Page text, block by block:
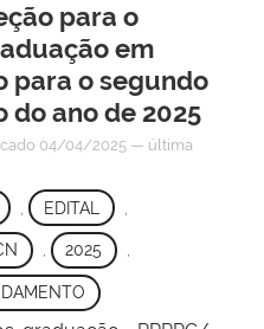
para o
em
para o segundo
do ano de 2025
04/04/2025 — última
EDITAL
, 2025 ,